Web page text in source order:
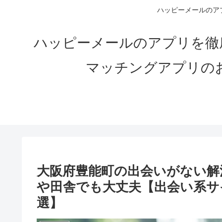
ハッピーメールの
ハッピーメールのアプリを
マッチングアプリ
大阪府豊能町の出会いがない
や田舎でも大丈夫【出会い系
選】